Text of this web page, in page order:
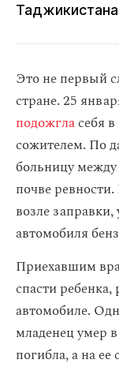
Таджикистана
Это не первый
стране. 25
подожгласебя
сожителем. По
больницу
почве
возле заправки,
автомобиля
Приехавшим
спасти
автомобиле.
младенец умер
погибла, а на